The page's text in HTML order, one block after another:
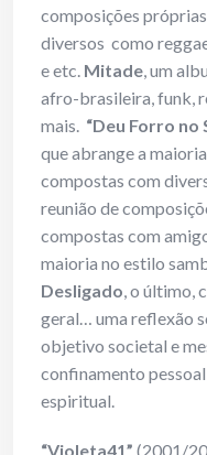
composições
diversos como
e etc. Mitade, um
afro-brasileira, funk,
mais. “Deu Forro no
que abrange a
compostas com
reunião de
compostas com
maioria no estilo
Desligado, o último,
geral… uma reflexão
objetivo societal e
confinamento
espiritual.
“Violeta41” (2001/